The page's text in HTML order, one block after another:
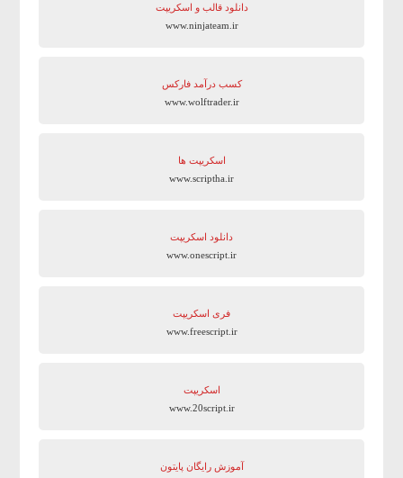
دانلود قالب و اسکریپت
www.ninjateam.ir
کسب درآمد فارکس
www.wolftrader.ir
اسکریپت ها
www.scriptha.ir
دانلود اسکریپت
www.onescript.ir
فری اسکریپت
www.freescript.ir
اسکریپت
www.20script.ir
آموزش رایگان پایتون